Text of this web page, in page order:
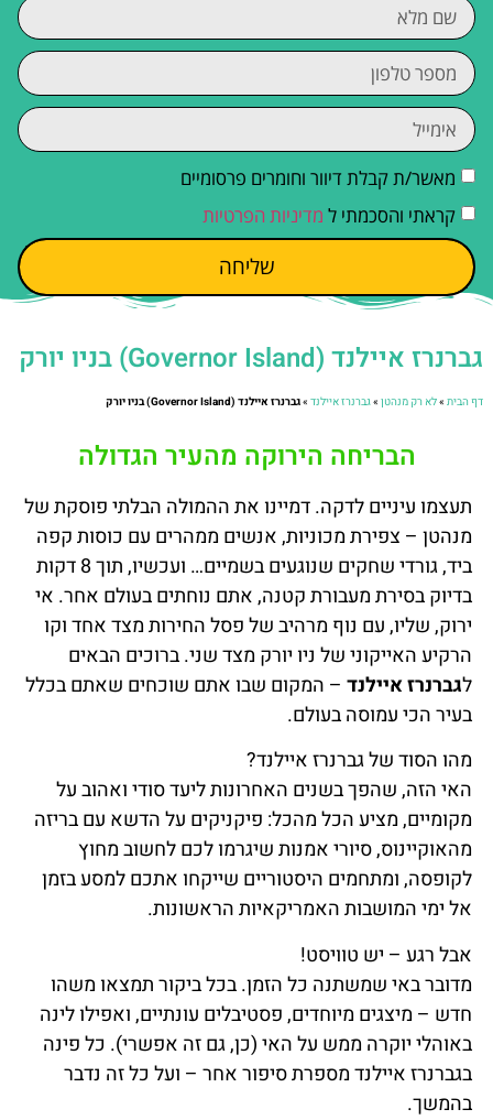
מאשר/ת קבלת דיוור וחומרים פרסומיים
קראתי והסכמתי ל מדיניות הפרטיות
שליחה
גברנרז איילנד (Governor Island) בניו יורק
דף הבית»לא רק מנהטן»גברנרז איילנד»גברנרז איילנד (Governor Island) בניו יורק
הבריחה הירוקה מהעיר הגדולה
תעצמו עיניים לדקה. דמיינו את ההמולה הבלתי פוסקת של
מנהטן – צפירת מכוניות, אנשים ממהרים עם כוסות קפה
ביד, גורדי שחקים שנוגעים בשמיים… ועכשיו, תוך 8 דקות
בדיוק בסירת מעבורת קטנה, אתם נוחתים בעולם אחר. אי
ירוק, שליו, עם נוף מרהיב של פסל החירות מצד אחד וקו
הרקיע האייקוני של ניו יורק מצד שני. ברוכים הבאים
לגברנרז איילנד– המקום שבו אתם שוכחים שאתם בכלל
בעיר הכי עמוסה בעולם.
מהו הסוד של גברנרז איילנד?
האי הזה, שהפך בשנים האחרונות ליעד סודי ואהוב על
מקומיים, מציע הכל מהכל: פיקניקים על הדשא עם בריזה
מהאוקיינוס, סיורי אמנות שיגרמו לכם לחשוב מחוץ
לקופסה, ומתחמים היסטוריים שייקחו אתכם למסע בזמן
אל ימי המושבות האמריקאיות הראשונות.
אבל רגע – יש טוויסט!
מדובר באי שמשתנה כל הזמן. בכל ביקור תמצאו משהו
חדש – מיצגים מיוחדים, פסטיבלים עונתיים, ואפילו לינה
באוהלי יוקרה ממש על האי (כן, גם זה אפשרי). כל פינה
בגברנרז איילנד מספרת סיפור אחר – ועל כל זה נדבר
בהמשך.